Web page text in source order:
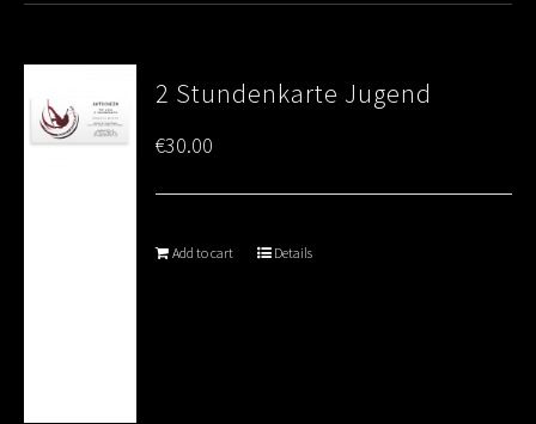
2 Stundenkarte Jugend
€30.00
Add to cart Details